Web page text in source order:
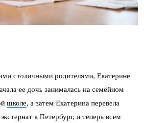
столичными родителями, Екатерине
ее дочь занималась на семейном
школе, а затем Екатерина перевела
в Петербург, и теперь всем